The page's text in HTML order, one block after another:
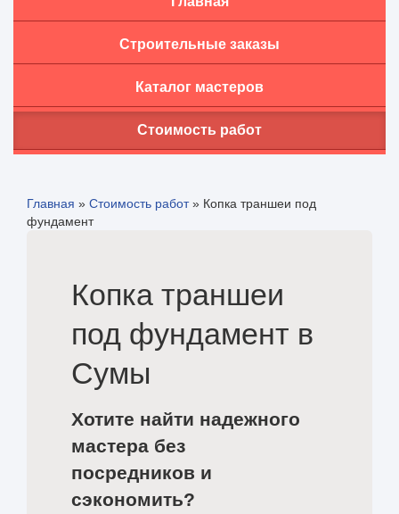
Строительные заказы
Каталог мастеров
Стоимость работ
Главная » Стоимость работ» Копка траншеи под
фундамент
Копка траншеи
под фундамент в
Сумы
Хотите найти надежного
мастера без
посредников и
сэкономить?